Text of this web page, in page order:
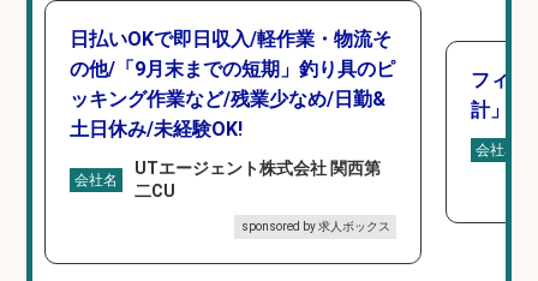
日払いOKで即日収入/軽作業・物流そ
の他/「9月末までの短期」釣り具のピ
ッキング作業など/残業少なめ/日勤&
土日休み/未経験OK!
会社名
UTエージェント株式会社 関西第
二CU
sponsored by 求人ボックス
フィッ
計」
会社名